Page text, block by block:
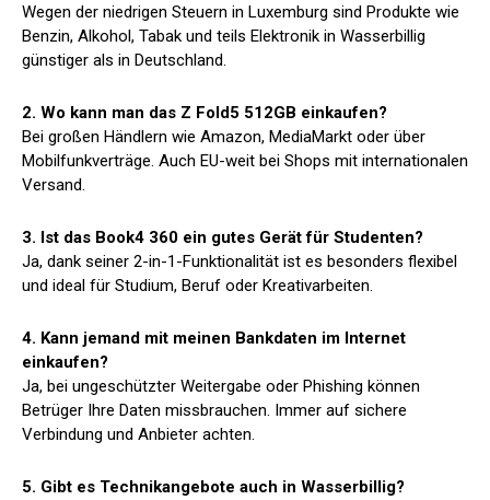
Wegen der niedrigen Steuern in Luxemburg sind Produkte wie
Benzin, Alkohol, Tabak und teils Elektronik in Wasserbillig
günstiger als in Deutschland.
2. Wo kann man das Z Fold5 512GB einkaufen?
Bei großen Händlern wie Amazon, MediaMarkt oder über
Mobilfunkverträge. Auch EU-weit bei Shops mit internationalen
Versand.
3. Ist das Book4 360 ein gutes Gerät für Studenten?
Ja, dank seiner 2-in-1-Funktionalität ist es besonders flexibel
und ideal für Studium, Beruf oder Kreativarbeiten.
4. Kann jemand mit meinen Bankdaten im Internet
einkaufen?
Ja, bei ungeschützter Weitergabe oder Phishing können
Betrüger Ihre Daten missbrauchen. Immer auf sichere
Verbindung und Anbieter achten.
5. Gibt es Technikangebote auch in Wasserbillig?